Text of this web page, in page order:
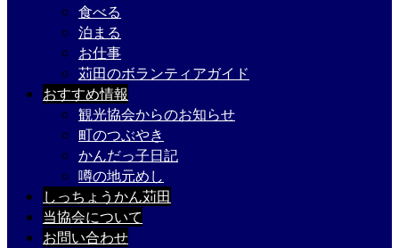
食べる
泊まる
お仕事
苅田のボランティアガイド
おすすめ情報
観光協会からのお知らせ
町のつぶやき
かんだっ子日記
噂の地元めし
しっちょうかん苅田
当協会について
お問い合わせ